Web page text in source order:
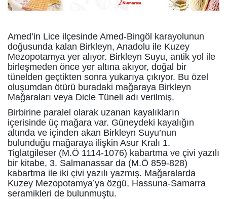
Amed’in Lice ilçesinde Amed-Bingöl karayolunun
doğusunda kalan Birkleyn, Anadolu ile Kuzey
Mezopotamya yer alıyor. Birkleyn Suyu, antik yol ile
birleşmeden önce yer altına akıyor, doğal bir
tünelden geçtikten sonra yukarıya çıkıyor. Bu özel
oluşumdan ötürü buradaki mağaraya Birkleyn
Mağaraları veya Dicle Tüneli adı verilmiş.
Birbirine paralel olarak uzanan kayalıkların
içerisinde üç mağara var. Güneydeki kayalığın
altında ve içinden akan Birkleyn Suyu’nun
bulunduğu mağaraya ilişkin Asur Kralı 1.
Tiglatgileser (M.Ö 1114-1076) kabartma ve çivi yazılı
bir kitabe, 3. Salmanassar da (M.Ö 859-828)
kabartma ile iki çivi yazılı yazmış. Mağaralarda
Kuzey Mezopotamya’ya özgü, Hassuna-Samarra
seramikleri de bulunmuştu.